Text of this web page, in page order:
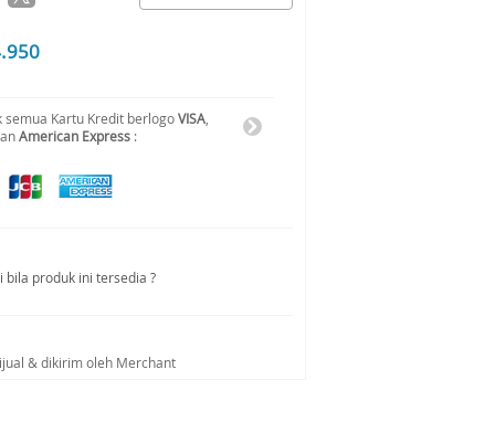
Kartu Kredit berlogoVISA
American Express :
bila produk ini tersedia ?
& dikirim oleh Merchant